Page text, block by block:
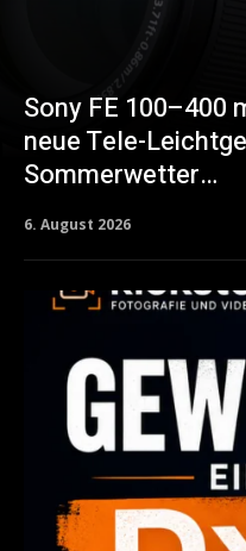
Sony FE 100–400
neue Tele-
Sommerwetter…
6. August 2026